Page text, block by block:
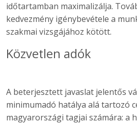
időtartamban maximalizálja.
kedvezmény igénybevétele a
szakmai vizsgájához kötött.
Közvetlen adók
A beterjesztett javaslat jelentős
minimumadó hatálya alá tartozó
magyarországi tagjai számára: a